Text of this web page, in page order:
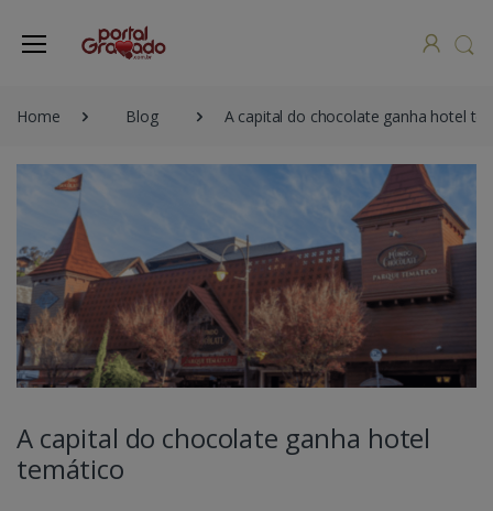
Home Blog A capital do chocolate ganha hotel
A capital do chocolate ganha hotel
temático